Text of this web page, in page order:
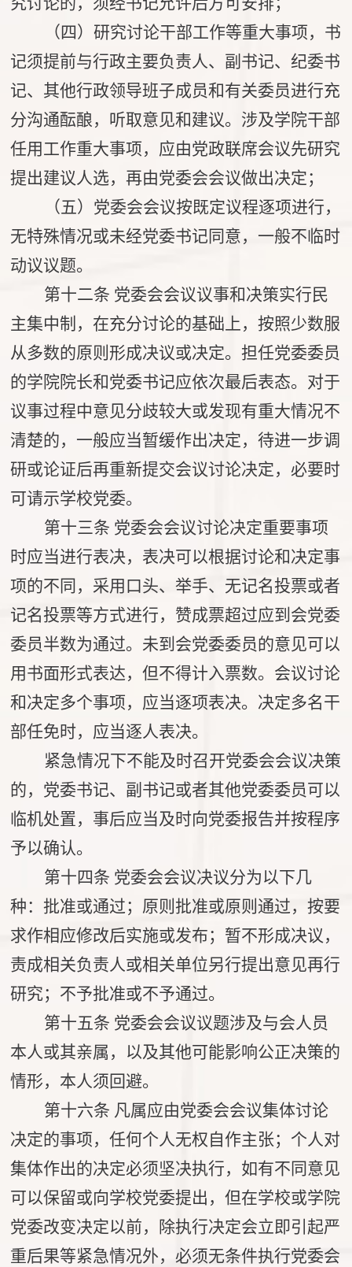
（四）研究讨论干部工作等重大事项，书
记须提前与行政主要负责人、副书记、纪委书
记、其他行政领导班子成员和有关委员进行充
分沟通酝酿，听取意见和建议。涉及学院干部
任用工作重大事项，应由党政联席会议先研究
提出建议人选，再由党委会会议做出决定；
（五）党委会会议按既定议程逐项进行，
无特殊情况或未经党委书记同意，一般不临时
动议议题。
第十二条 党委会会议议事和决策实行民
主集中制，在充分讨论的基础上，按照少数服
从多数的原则形成决议或决定。担任党委委员
的学院院长和党委书记应依次最后表态。对于
议事过程中意见分歧较大或发现有重大情况不
清楚的，一般应当暂缓作出决定，待进一步调
研或论证后再重新提交会议讨论决定，必要时
可请示学校党委。
第十三条 党委会会议讨论决定重要事项
时应当进行表决，表决可以根据讨论和决定事
项的不同，采用口头、举手、无记名投票或者
记名投票等方式进行，赞成票超过应到会党委
委员半数为通过。未到会党委委员的意见可以
用书面形式表达，但不得计入票数。会议讨论
和决定多个事项，应当逐项表决。决定多名干
部任免时，应当逐人表决。
紧急情况下不能及时召开党委会会议决策
的，党委书记、副书记或者其他党委委员可以
临机处置，事后应当及时向党委报告并按程序
予以确认。
第十四条 党委会会议决议分为以下几
种：批准或通过；原则批准或原则通过，按要
求作相应修改后实施或发布；暂不形成决议，
责成相关负责人或相关单位另行提出意见再行
研究；不予批准或不予通过。
第十五条 党委会会议议题涉及与会人员
本人或其亲属，以及其他可能影响公正决策的
情形，本人须回避。
第十六条 凡属应由党委会会议集体讨论
决定的事项，任何个人无权自作主张；个人对
集体作出的决定必须坚决执行，如有不同意见
可以保留或向学校党委提出，但在学校或学院
党委改变决定以前，除执行决定会立即引起严
重后果等紧急情况外，必须无条件执行党委会